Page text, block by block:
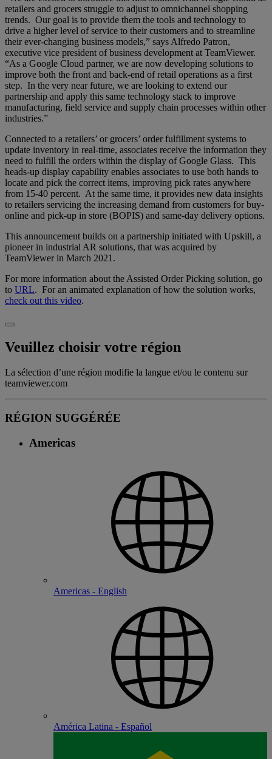
retailers and grocers struggle to adjust to omnichannel shopping
trends. Our goal is to provide them the tools and technology to
drive a higher level of service to their customers and to streamline
their ever-changing business models,” says Alfredo Patron,
executive vice president of business development at TeamViewer.
“As a Google Cloud partner, we are now developing solutions to
improve both the front and back-end of retail operations as a first
step. In the very near future, we are looking to extend our
partnership and apply this same technology stack to improve
manufacturing, field service and supply chain processes within other
industries.”
Connected to a retailers’ or grocers’ order fulfillment systems to
update inventory in real-time, associates receive the information they
need to fulfill the orders within the display of Google Glass. This
heads-up display capability enables associates to use both hands to
locate and pick the correct items, improving pick rates anywhere
from 15-40 percent. At the same time, it provides new data insights
to retailers servicing the increasing demand from customers for buy-
online and pick-up in store (BOPIS) and same-day delivery options.
This announcement builds on a partnership initiated with Upskill, a
pioneer in industrial AR solutions, that was acquired by
TeamViewer in March 2021.
For more information about the Assisted Order Picking solution, go
to URL. For an animated explanation of how the solution works,
check out this video.
Veuillez choisir votre région
La sélection d’une région modifie la langue et/ou le contenu sur
teamviewer.com
RÉGION SUGGÉRÉE
Americas
Americas - English
América Latina - Español